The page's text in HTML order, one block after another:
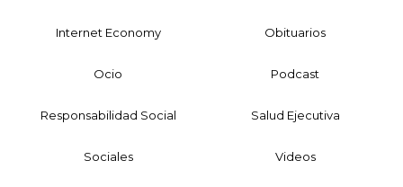
Internet Economy Obituarios
Ocio Podcast
Responsabilidad Social Salud Ejecutiva
Sociales Videos